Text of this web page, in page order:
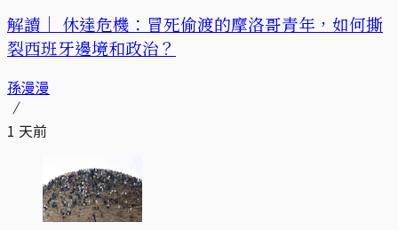
解讀｜ 休達危機：冒死偷渡的摩洛哥青年，如何撕
裂西班牙邊境和政治？
孫漫漫
1 天前